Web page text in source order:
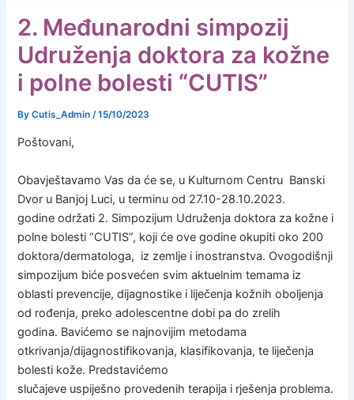
2. Međunarodni simpozij
Udruženja doktora za kožne
i polne bolesti “CUTIS”
ByCutis_Admin /15/10/2023
Poštovani,
Obavještavamo Vas da će se, u Kulturnom Centru Banski
Dvor u Banjoj Luci, u terminu od 27.10-28.10.2023.
godine održati 2. Simpozijum Udruženja doktora za kožne i
polne bolesti “CUTIS”, koji će ove godine okupiti oko 200
doktora/dermatologa, iz zemlje i inostranstva. Ovogodišnji
simpozijum biće posvećen svim aktuelnim temama iz
oblasti prevencije, dijagnostike i liječenja kožnih oboljenja
od rođenja, preko adolescentne dobi pa do zrelih
godina. Bavićemo se najnovijim metodama
otkrivanja/dijagnostifikovanja, klasifikovanja, te liječenja
bolesti kože. Predstavićemo
slučajeve uspiješno provedenih terapija i rješenja problema.